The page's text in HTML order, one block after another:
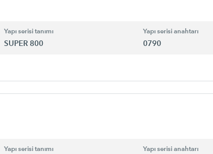
Yapı serisi tanımı
SUPER 800
Yapı serisi anahtarı
0790
Yapı serisi tanımı Yapı serisi anahtarı